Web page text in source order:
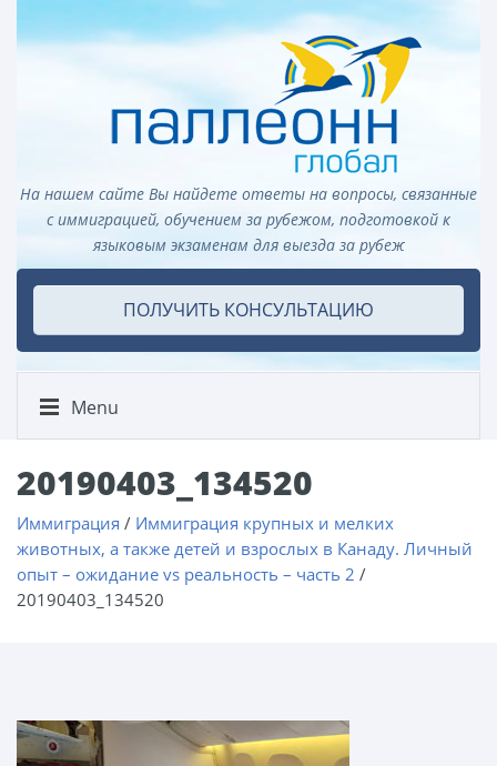
На нашем сайте Вы найдете ответы на вопросы, связанные
с иммиграцией, обучением за рубежом, подготовкой к
языковым экзаменам для выезда за рубеж
ПОЛУЧИТЬ КОНСУЛЬТАЦИЮ
Menu
20190403_134520
Иммиграция / Иммиграция крупных и мелких
животных, а также детей и взрослых в Канаду. Личный
опыт – ожидание vs реальность – часть 2 /
20190403_134520